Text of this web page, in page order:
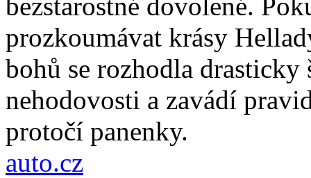
prozkoumávat krásy
bohů se rozhodla
nehodovosti a zavádí
protočí panenky.
auto.cz